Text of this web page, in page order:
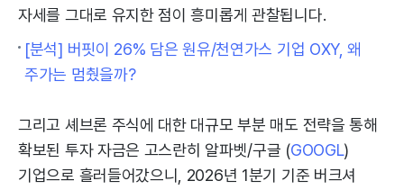
자세를 그대로 유지한 점이 흥미롭게 관찰됩니다.
[분석] 버핏이 26% 담은 원유/천연가스 기업 OXY, 왜
주가는 멈췄을까?
그리고 셰브론 주식에 대한 대규모 부분 매도 전략을 통해
확보된 투자 자금은 고스란히 알파벳/구글 (GOOGL)
기업으로 흘러들어갔으니, 2026년 1분기 기준 버크셔